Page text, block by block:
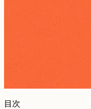
目次